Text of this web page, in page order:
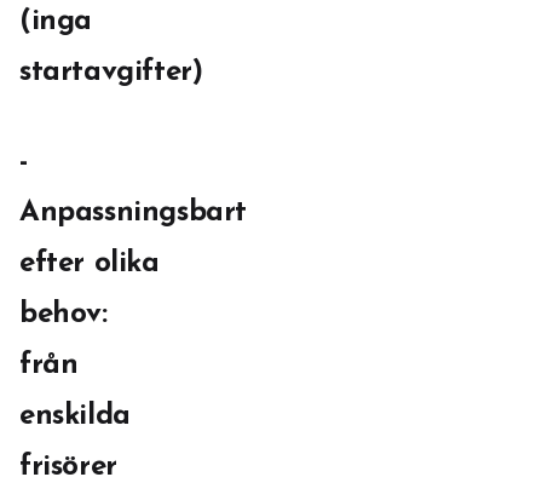
(inga
startavgifter)
-
Anpassningsbart
efter olika
behov:
från
enskilda
frisörer